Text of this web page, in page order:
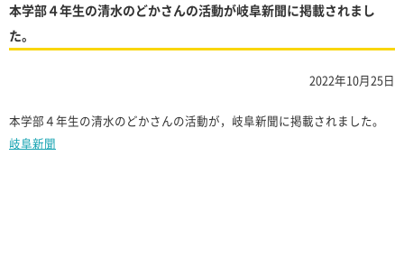
本学部４年生の清水のどかさんの活動が岐阜新聞に掲載されまし
た。
2022年10月25日
本学部４年生の清水のどかさんの活動が，岐阜新聞に掲載されました。
岐阜新聞